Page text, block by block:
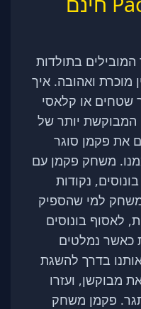
בתולדות
מוכרת ואהובה. איך
שטחים או קלאסי
המבוקשת יותר של
את פקמן סוגר
משחק פקמן עם
נקודות
למי שהספיק
לאסוף בונוסים
כאשר נמלטים
בדרך להשגת
מבוקשן, ועזרו
פקמן משחק